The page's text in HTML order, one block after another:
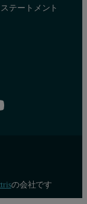
テートメント
の会社です